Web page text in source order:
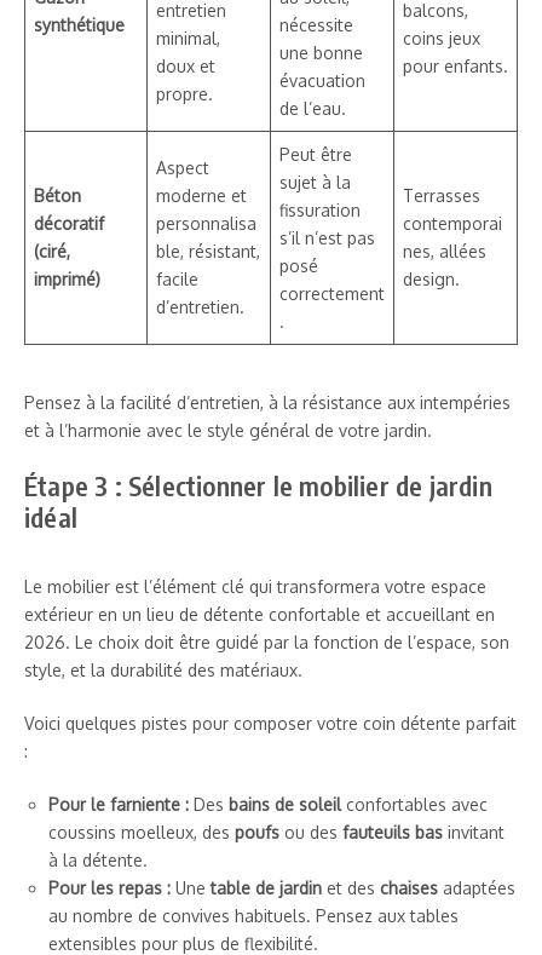
synthétique
entretien
minimal,
doux et
propre.
nécessite
une bonne
évacuation
de l’eau.
balcons,
coins jeux
pour enfants.
Béton
décoratif
(ciré,
imprimé)
Aspect
moderne et
personnalisa
ble, résistant,
facile
d’entretien.
Peut être
sujet à la
fissuration
s’il n’est pas
posé
correctement
.
Terrasses
contemporai
nes, allées
design.
Pensez à la facilité d’entretien, à la résistance aux intempéries
et à l’harmonie avec le style général de votre jardin.
Étape 3 : Sélectionner le mobilier de jardin
idéal
Le mobilier est l’élément clé qui transformera votre espace
extérieur en un lieu de détente confortable et accueillant en
2026. Le choix doit être guidé par la fonction de l’espace, son
style, et la durabilité des matériaux.
Voici quelques pistes pour composer votre coin détente parfait
:
Pour le farniente : Des bains de soleilconfortables avec
coussins moelleux, des poufs ou des fauteuils bas invitant
à la détente.
Pour les repas : Unetable de jardin et des chaises adaptées
au nombre de convives habituels. Pensez aux tables
extensibles pour plus de flexibilité.